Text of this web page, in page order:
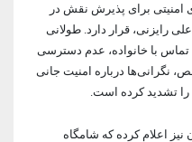
امنیتی برای پذیرش نقش در
رایزنی، قرار دارد. طولانی
با خانواده، عدم دسترسی
نگرانی‌ها درباره امنیت جانی
تشدید کرده است.
اعلام کرده که شامگاه